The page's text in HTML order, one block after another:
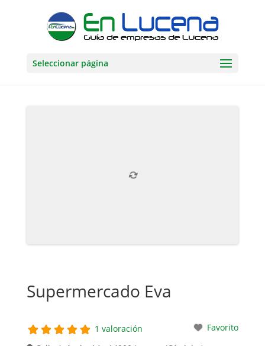
Seleccionar página
Supermercado Eva
1 valoración
Favorito